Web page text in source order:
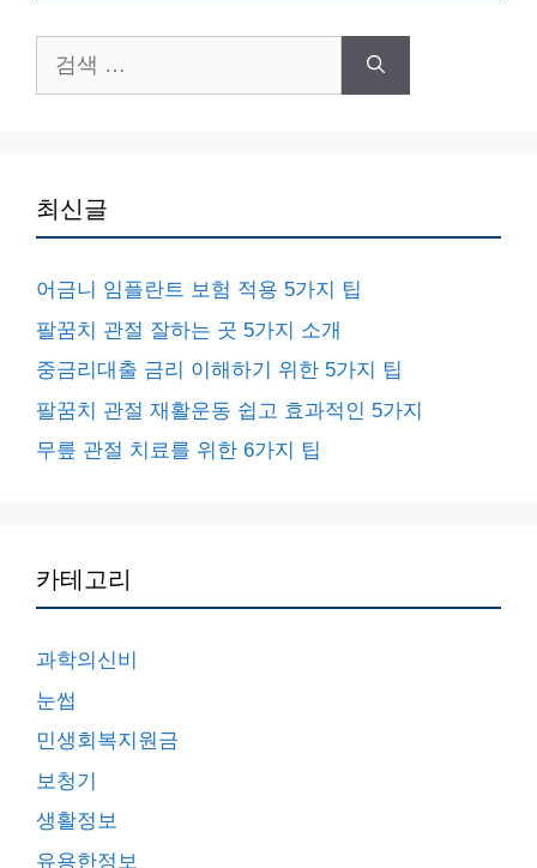
색:
최신글
어금니 임플란트 보험 적용 5가지 팁
팔꿈치 관절 잘하는 곳 5가지 소개
중금리대출 금리 이해하기 위한 5가지 팁
팔꿈치 관절 재활운동 쉽고 효과적인 5가지
무릎 관절 치료를 위한 6가지 팁
카테고리
과학의신비
눈썹
민생회복지원금
보청기
생활정보
유용한정보